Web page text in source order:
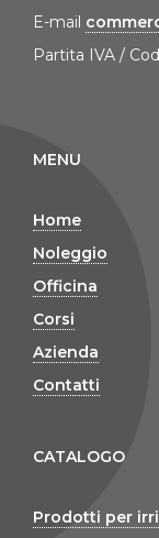
E-mail
Partita IVA /
MENU
Home
Noleggio
Officina
Corsi
Azienda
Contatti
CATALOGO
Prodotti per